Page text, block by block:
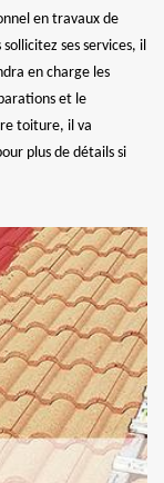
en travaux de
ses services, il
en charge les
et le
toiture, il va
plus de détails si